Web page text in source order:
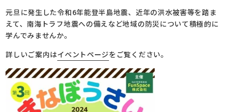
元旦に発生した令和6年能登半島地震、近年の洪水被害等を踏ま
えて、南海トラフ地震への備えなど地域の防災について積極的に
学んでみませんか。
詳しいご案内はイベントページをご覧ください。